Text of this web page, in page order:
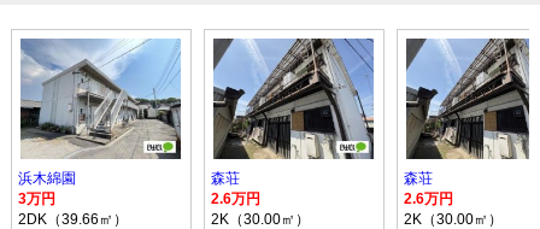
浜木綿園
3万円
2DK（39.66㎡）
森荘
2.6万円
2K（30.00㎡）
森荘
2.6万円
2K（30.00㎡）